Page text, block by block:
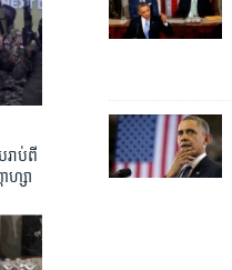
ាប់​ពី​
ហ្សា